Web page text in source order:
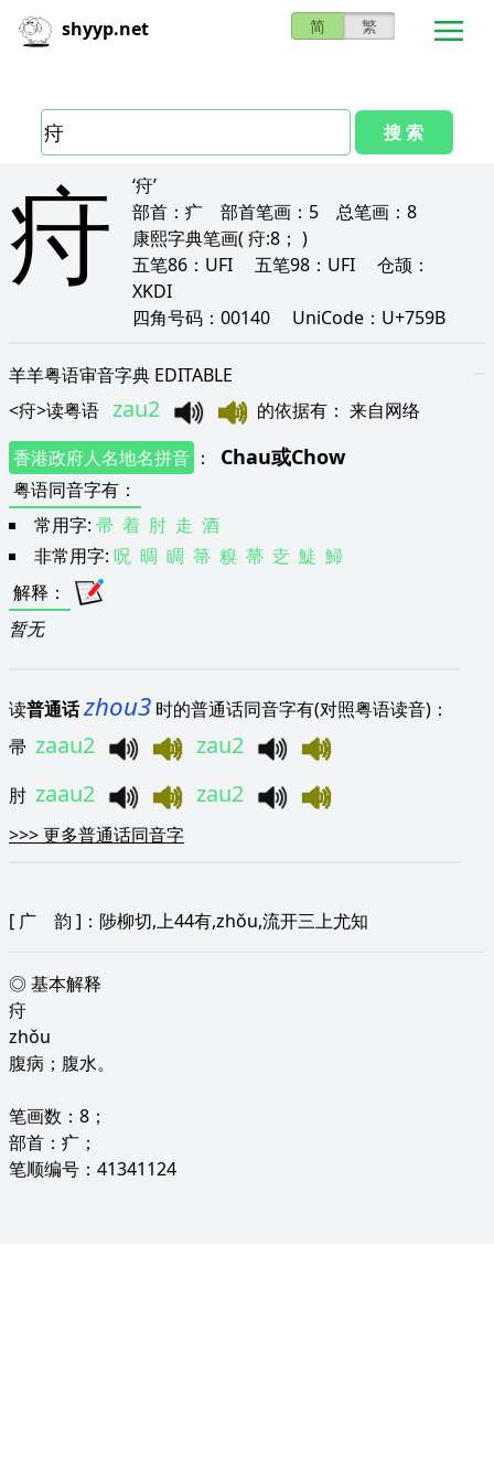
shyyp.net 简 繁
搜 索
疛
‘疛’
部首： 疒 部首笔画： 5 总笔画： 8
康熙字典笔画( 疛:8； )
五笔86： UFI 五笔98： UFI 仓颉：
XKDI
四角号码： 00140 UniCode： U+759B
羊羊粤语审音字典 EDITABLE
<疛>读粤语 zau2 的依据有 ： 来自网络
香港政府人名地名拼音 ： Chau或Chow
粤语同音字有 ：
常用字: 帚 着 肘 走 酒
非常用字: 呪 晭 睭 箒 糗 菷 赱 鯐 鯞
解释 ：
暂无
读普通话zhou3 时的普通话同音字有(对照粤语读音)：
帚 zaau2 zau2
肘 zaau2 zau2
>>>更多普通话同音字
[ 广 韵 ]：陟柳切,上44有,zhǒu,流开三上尤知
◎ 基本解释
疛
zhǒu
腹病；腹水。
笔画数：8；
部首：疒；
笔顺编号：41341124